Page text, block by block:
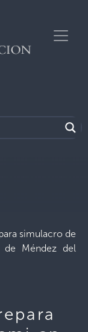
simulacro de
de Méndez del